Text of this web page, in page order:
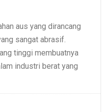
aus yang dirancang
sangat abrasif.
tinggi membuatnya
industri berat yang